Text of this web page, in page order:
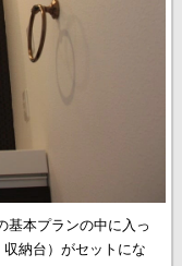
基本プランの中に入っ
納台）がセットにな